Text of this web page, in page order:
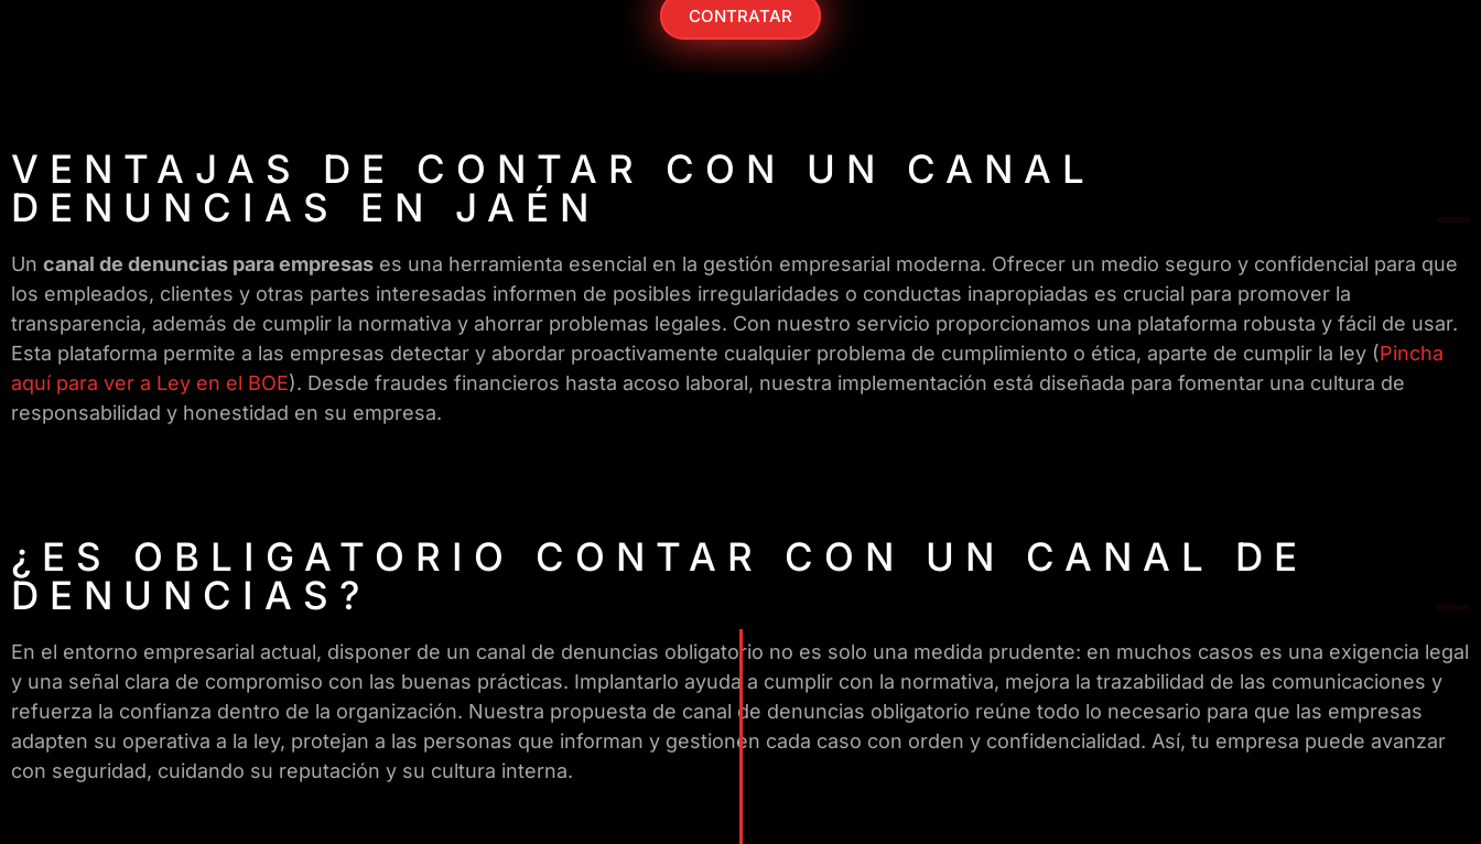
CONTRATAR
VENTAJAS DE CONTAR CON UN CANAL
DENUNCIAS EN JAÉN
Un canal de denuncias para empresas es una herramienta esencial en la gestión empresarial moderna. Ofrecer un medio seguro y confidencial para que
los empleados, clientes y otras partes interesadas informen de posibles irregularidades o conductas inapropiadas es crucial para promover la
transparencia, además de cumplir la normativa y ahorrar problemas legales. Con nuestro servicio proporcionamos una plataforma robusta y fácil de usar.
Esta plataforma permite a las empresas detectar y abordar proactivamente cualquier problema de cumplimiento o ética, aparte de cumplir la ley (Pincha
aquí para ver a Ley en el BOE). Desde fraudes financieros hasta acoso laboral, nuestra implementación está diseñada para fomentar una cultura de
responsabilidad y honestidad en su empresa.
¿ES OBLIGATORIO CONTAR CON UN CANAL DE
DENUNCIAS?
En el entorno empresarial actual, disponer de un canal de denuncias obligatorio no es solo una medida prudente: en muchos casos es una exigencia legal
y una señal clara de compromiso con las buenas prácticas. Implantarlo ayuda a cumplir con la normativa, mejora la trazabilidad de las comunicaciones y
refuerza la confianza dentro de la organización. Nuestra propuesta de canal de denuncias obligatorio reúne todo lo necesario para que las empresas
adapten su operativa a la ley, protejan a las personas que informan y gestionen cada caso con orden y confidencialidad. Así, tu empresa puede avanzar
con seguridad, cuidando su reputación y su cultura interna.